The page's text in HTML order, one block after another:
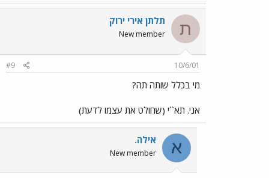
ת תלתן אירי ירוק
New member
10/6/01
#9
מי בכלל שותה תה?
אני. תא``י (שחולט את עצמו לדעת)
א אילה.
New member